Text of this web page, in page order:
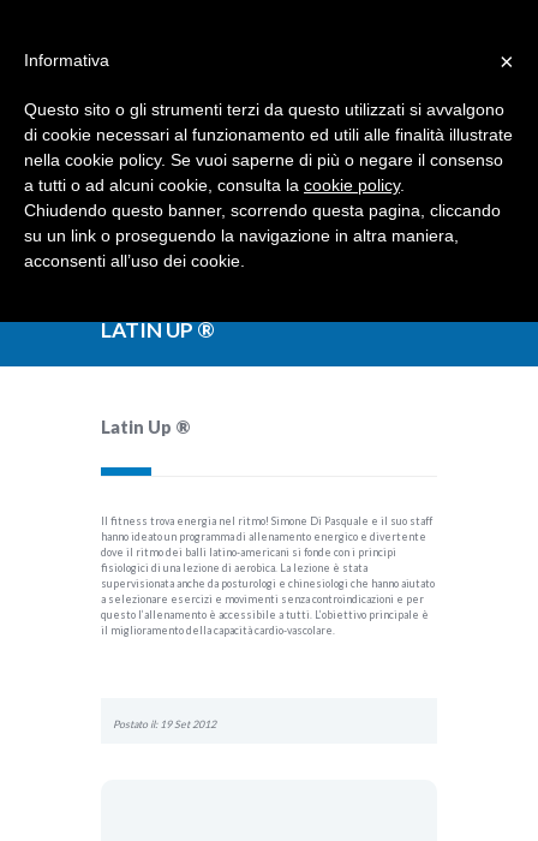
LATIN UP ®
Latin Up ®
Il fitness trova energia nel ritmo! Simone Di Pasquale e il suo staff
hanno ideato un programma di allenamento energico e divertente
dove il ritmo dei balli latino-americani si fonde con i principi
fisiologici di una lezione di aerobica. La lezione è stata
supervisionata anche da posturologi e chinesiologi che hanno aiutato
a selezionare esercizi e movimenti senza controindicazioni e per
questo l’allenamento è accessibile a tutti. L’obiettivo principale è
il miglioramento della capacità cardio-vascolare.
Postato il: 19 Set 2012
×
Informativa
Questo sito o gli strumenti terzi da questo utilizzati si avvalgono
di cookie necessari al funzionamento ed utili alle finalità illustrate
nella cookie policy. Se vuoi saperne di più o negare il consenso
a tutti o ad alcuni cookie, consulta la cookie policy.
Chiudendo questo banner, scorrendo questa pagina, cliccando
su un link o proseguendo la navigazione in altra maniera,
acconsenti all’uso dei cookie.